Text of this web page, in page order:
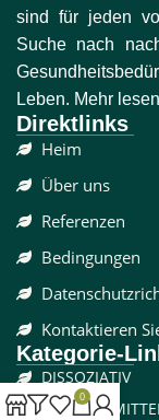
sind für jeden
Suche nach
Leben. Mehr
Direktlinks
Heim
Über uns
Referenzen
Bedingungen
Kontaktieren
Kategorie-
DISSOZIATIV
SCHMERZMITTEL
0